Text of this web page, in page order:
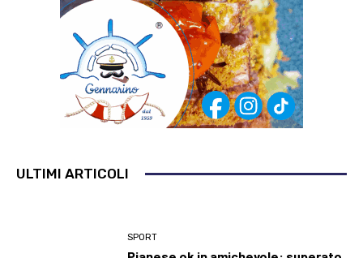
ULTIMI ARTICOLI
SPORT